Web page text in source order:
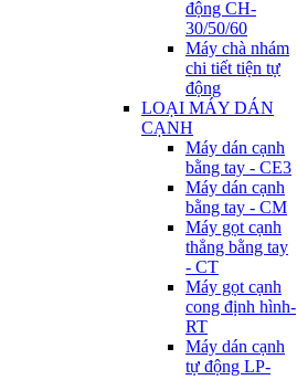
động CH-
30/50/60
Máy chà nhám
chi tiết tiện tự
động
LOẠI MÁY DÁN
CẠNH
Máy dán cạnh
bằng tay - CE3
Máy dán cạnh
bằng tay - CM
Máy gọt cạnh
thẳng bằng tay
- CT
Máy gọt cạnh
cong định hình-
RT
Máy dán cạnh
tự động LP-